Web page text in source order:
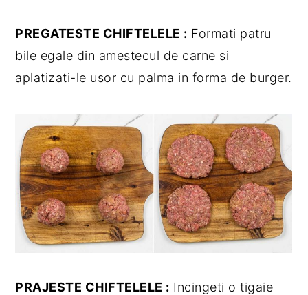
PREGATESTE CHIFTELELE : Formati patru
bile egale din amestecul de carne si
aplatizati-le usor cu palma in forma de burger.
PRAJESTE CHIFTELELE : Incingeti o tigaie